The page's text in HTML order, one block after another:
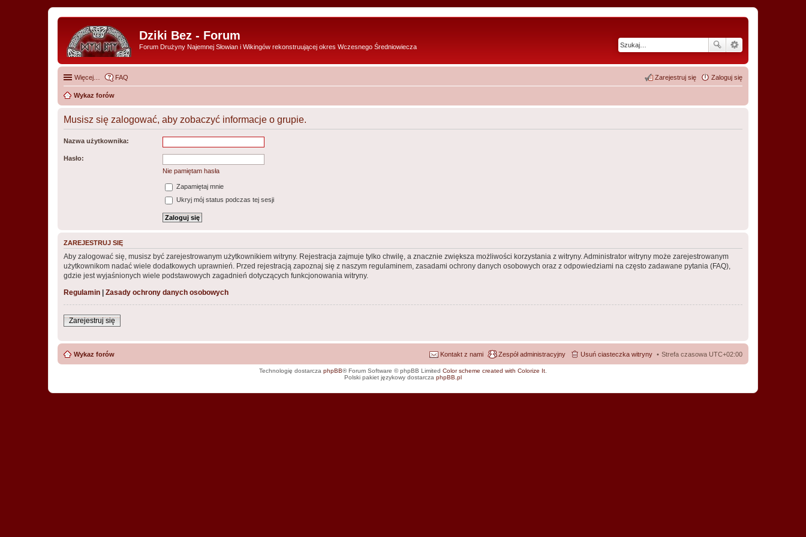
Dziki Bez - Forum
Forum Drużyny Najemnej Słowian i Wikingów rekonstruującej okres Wczesnego Średniowiecza
Więcej… FAQ Zaloguj się
Zarejestruj się
Wykaz forów
Musisz się zalogować, aby zobaczyć informacje o grupie.
Nazwa użytkownika:
Hasło:
Nie pamiętam hasła
Zapamiętaj mnie
Ukryj mój status podczas tej sesji
ZAREJESTRUJ SIĘ
Aby zalogować się, musisz być zarejestrowanym użytkownikiem witryny. Rejestracja zajmuje tylko chwilę, a znacznie zwiększa możliwości korzystania z witryny. Administrator witryny może zarejestrowanym
użytkownikom nadać wiele dodatkowych uprawnień. Przed rejestracją zapoznaj się z naszym regulaminem, zasadami ochrony danych osobowych oraz z odpowiedziami na często zadawane pytania (FAQ),
gdzie jest wyjaśnionych wiele podstawowych zagadnień dotyczących funkcjonowania witryny.
Regulamin
Zasady ochrony danych osobowych
Zarejestruj się
Wykaz forów Strefa czasowa UTC+02:00
Usuń ciasteczka witryny
Zespół administracyjny
Kontakt z nami
Technologię dostarcza phpBB® Forum Software © phpBB Limited Color scheme created with Colorize It
Polski pakiet językowy dostarcza phpBB.pl